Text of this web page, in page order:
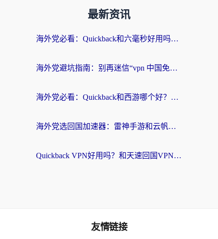
最新资讯
海外党必看：Quickback和六毫秒好用吗？3步选对回国加速器，无缝刷国内剧玩游戏
海外党避坑指南：别再迷信“vpn 中国免费”，选对回国加速器才能无缝刷国内资源
海外党必看：Quickback和西游哪个好？3个维度教你选对回国加速器
海外党选回国加速器：雷神手游和云帆哪个好？附3组对比+避坑指南
Quickback VPN好用吗？和天速回国VPN对比哪个回国效果更好？海外党必看的真实体验指南
友情链接